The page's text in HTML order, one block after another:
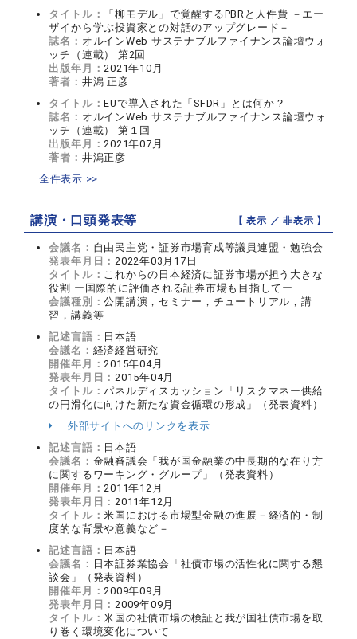
タイトル：
「柳モデル」で覚醒するPBRと人件費 －エー
ザイから学ぶ投資家との対話のアップグレード－
誌名： オルインWeb サステナブルファイナンス論壇ウォ
ッチ（連載） 第2回
出版年月：2021年10月
著者： 井潟 正彦
タイトル：EUで導入された「SFDR」とは何か？
誌名： オルインWeb サステナブルファイナンス論壇ウォ
ッチ（連載） 第１回
出版年月：2021年07月
著者： 井潟正彦
全件表示 >>
講演・口頭発表等 【 表示 ／非表示 】
会議名： 自由民主党・証券市場育成等議員連盟・勉強会
発表年月日：2022年03月17日
タイトル： これからの日本経済に証券市場が担う大きな
役割 ー国際的に評価される証券市場も目指してー
会議種別：公開講演，セミナー，チュートリアル，講
習，講義等
記述言語： 日本語
会議名： 経済経営研究
開催年月：2015年04月
発表年月日：2015年04月
タイトル：パネルディスカッション「リスクマネー供給
の円滑化に向けた新たな資金循環の形成」（発表資料）
外部サイトへのリンクを表示
記述言語： 日本語
会議名： 金融審議会「我が国金融業の中長期的な在り方
に関するワーキング・グループ」（発表資料）
開催年月：2011年12月
発表年月日：2011年12月
タイトル：米国における市場型金融の進展－経済的・制
度的な背景や意義など－
記述言語： 日本語
会議名： 日本証券業協会「社債市場の活性化に関する懇
談会」（発表資料）
開催年月：2009年09月
発表年月日：2009年09月
タイトル：米国の社債市場の検証と我が国社債市場を取
り巻く環境変化について